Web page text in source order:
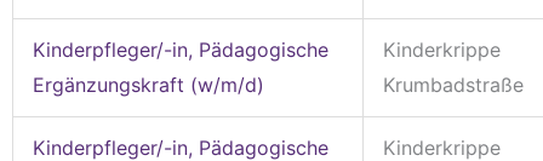
Kinderpfleger/-in, Pädagogische
Ergänzungskraft (w/m/d)
Kinderkrippe
Krumbadstraße
Kinderpfleger/-in, Pädagogische
Kinderkrippe